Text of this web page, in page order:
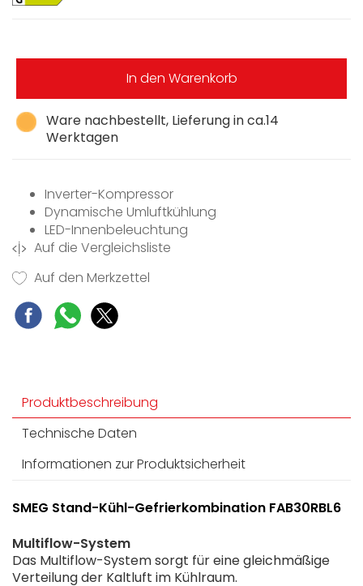
Ware nachbestellt, Lieferung in ca.14
Werktagen
In den Warenkorb
Inverter-Kompressor
Dynamische Umluftkühlung
LED-Innenbeleuchtung
4 Sterne-Gefrierteil mit Ablagerost
Sicherheitsglas
Obst- und Gemüseschublade
Kühlgas R600a
Auf die Vergleichsliste
Auf den Merkzettel
Produktbeschreibung
Technische Daten
Informationen zur Produktsicherheit
SMEG Stand-Kühl-Gefrierkombination FAB30RBL6
Multiflow-System
Das Multiflow-System sorgt für eine gleichmäßige
Verteilung der Kaltluft im Kühlraum.